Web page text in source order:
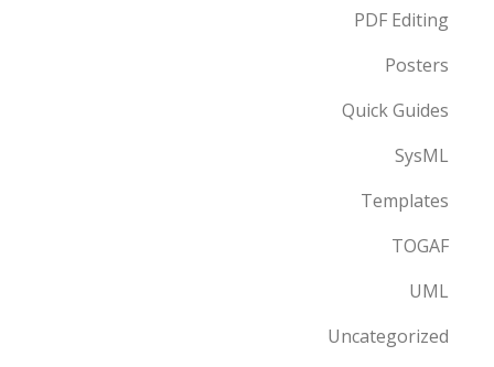
PDF Editing
Posters
Quick Guides
SysML
Templates
TOGAF
UML
Uncategorized